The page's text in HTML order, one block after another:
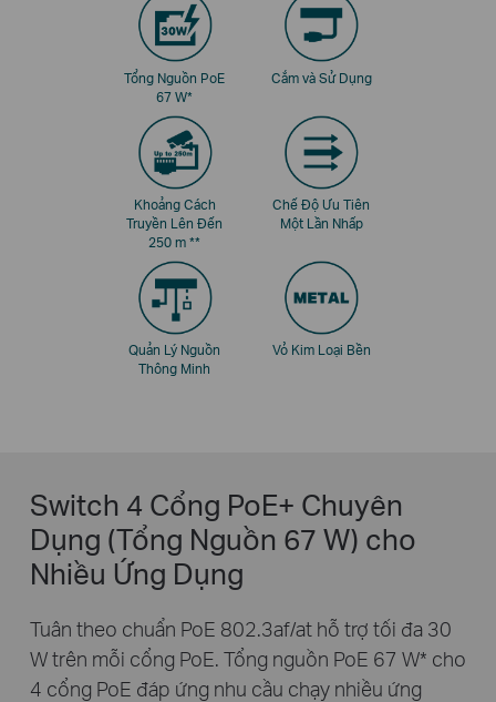
Tổng Nguồn PoE
67 W*
Cắm và Sử Dụng
Khoảng Cách
Truyền Lên Đến
250 m**
Chế Độ Ưu Tiên
Một Lần Nhấp
Quản Lý Nguồn
Thông Minh
Vỏ Kim Loại Bền
Switch 4 Cổng PoE+ Chuyên
Dụng (Tổng Nguồn 67 W) cho
Nhiều Ứng Dụng
Tuân theo chuẩn PoE 802.3af/at hỗ trợ tối đa 30
W trên mỗi cổng PoE. Tổng nguồn PoE 67 W* cho
4 cổng PoE đáp ứng nhu cầu chạy nhiều ứng